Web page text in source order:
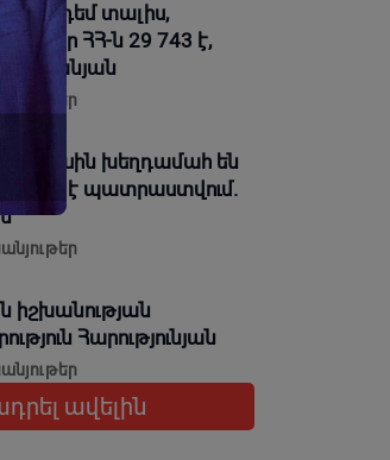
դեմ տալիս,
որ ՀՀ-ն 29 743 է,
Ասլանյան
խեղդամահ են
դրա՞ն է պատրաստվում.
իշխանության
Հարությունյան
ավելին